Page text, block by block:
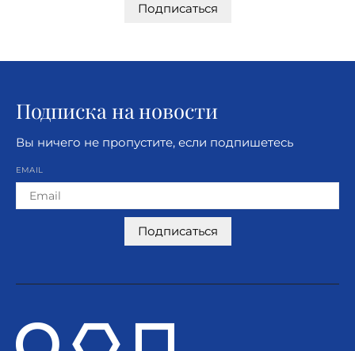
Подписаться
Подписка на новости
Вы ничего не пропустите, если подпишетесь
EMAIL
Подписаться